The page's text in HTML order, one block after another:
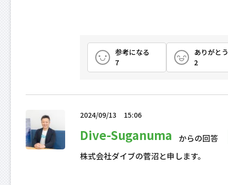
参考になる
7
ありがとう
2
2024/09/13 15:06
Dive-Suganuma からの回答
株式会社ダイブの菅沼と申します。